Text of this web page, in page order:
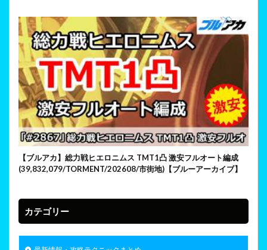
【ブルアカ】総力戦ヒエロニムス TMT1凸 激安フルオート編成
(39,832,079/TORMENT/202608/市街地)【ブルーアーカイブ】
カテゴリー